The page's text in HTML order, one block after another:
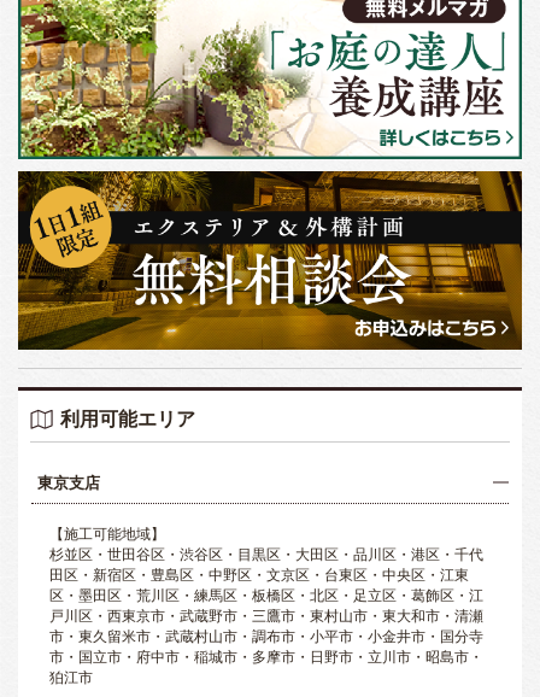
利用可能エリア
東京支店
【施工可能地域】
杉並区・世田谷区・渋谷区・目黒区・大田区・品川区・港区・千代
田区・新宿区・豊島区・中野区・文京区・台東区・中央区・江東
区・墨田区・荒川区・練馬区・板橋区・北区・足立区・葛飾区・江
戸川区・西東京市・武蔵野市・三鷹市・東村山市・東大和市・清瀬
市・東久留米市・武蔵村山市・調布市・小平市・小金井市・国分寺
市・国立市・府中市・稲城市・多摩市・日野市・立川市・昭島市・
狛江市